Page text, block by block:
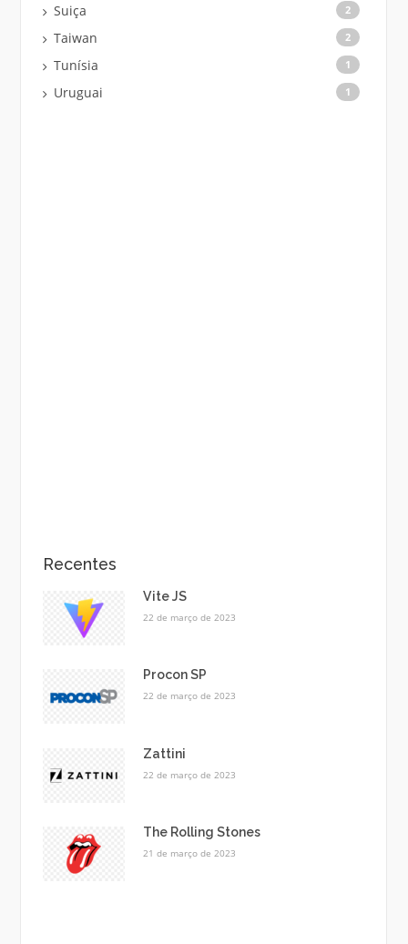
Suiça 2
Taiwan 2
Tunísia 1
Uruguai 1
Recentes
Vite JS
22 de março de 2023
Procon SP
22 de março de 2023
Zattini
22 de março de 2023
The Rolling Stones
21 de março de 2023